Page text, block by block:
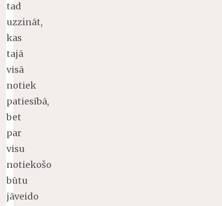
tad
uzzināt,
kas
tajā
visā
notiek
patiesībā,
bet
par
visu
notiekošo
būtu
jāveido